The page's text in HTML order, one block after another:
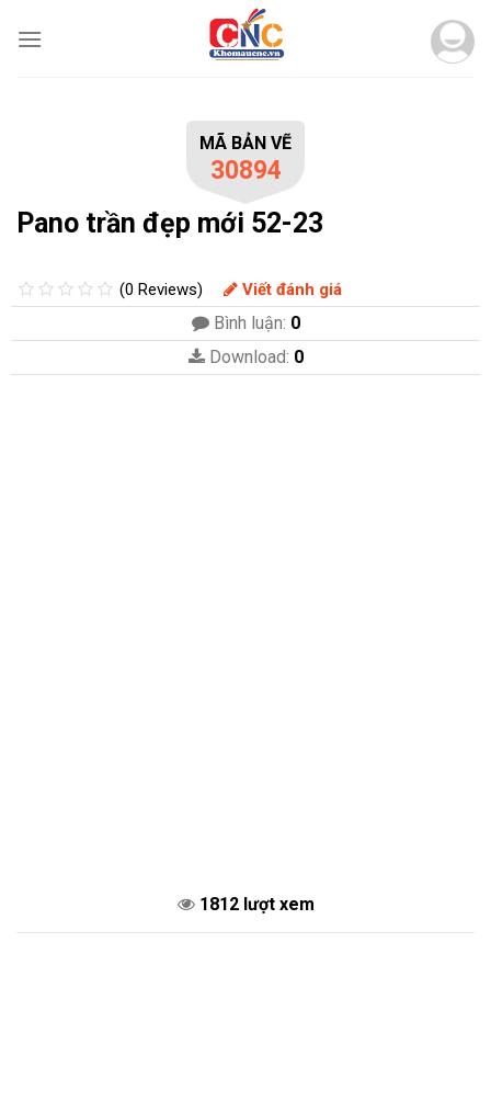
MÃ BẢN VẼ
30894
Pano trần đẹp mới 52-23
(0 Reviews) Viết đánh giá
Bình luận: 0
Download: 0
1812 lượt xem